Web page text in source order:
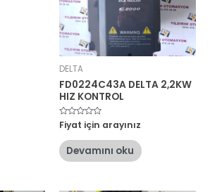
DELTA
FD0224C43A DELTA 2,2KW
HIZ KONTROL
5
üzerinden
oy
aldı
Fiyat için arayınız
Devamını oku